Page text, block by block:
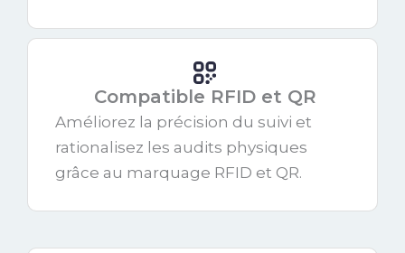
Compatible RFID et QR
Améliorez la précision du suivi et
rationalisez les audits physiques
grâce au marquage RFID et QR.